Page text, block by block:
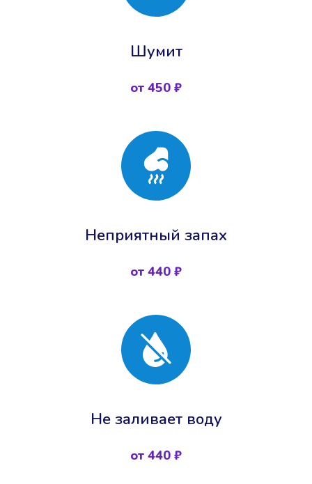
Шумит
от 450 ₽
Неприятный запах
от 440 ₽
Не заливает воду
от 440 ₽